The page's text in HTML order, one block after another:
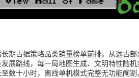
期占据策略品类销量榜单前排。从远古
展路线，每一局地图生成、文明特性随
数十小时，离线单机模式完整无功能阉